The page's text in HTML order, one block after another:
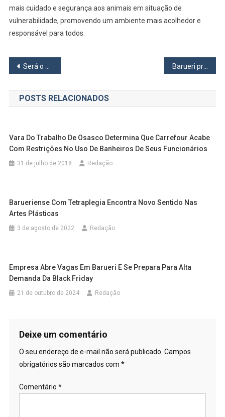
mais cuidado e segurança aos animais em situação de
vulnerabilidade, promovendo um ambiente mais acolhedor e
responsável para todos.
Navegação
de
Post
Será o fim?
POSTS RELACIONADOS
Vara Do Trabalho De Osasco Determina Que Carrefour Acabe
Com Restrições No Uso De Banheiros De Seus Funcionários
31 de julho de 2018 Redação
Barueriense Com Tetraplegia Encontra Novo Sentido Nas
Artes Plásticas
3 de agosto de 2022 Redação
Empresa Abre Vagas Em Barueri E Se Prepara Para Alta
Demanda Da Black Friday
21 de outubro de 2024 Redação
Deixe um comentário
O seu endereço de e-mail não será publicado. Campos
obrigatórios são marcados com *
Comentário *